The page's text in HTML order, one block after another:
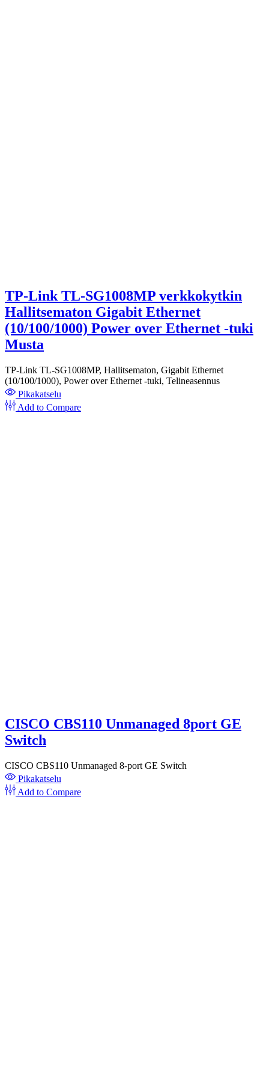
TP-Link TL-SG1008MP verkkokytkin
Hallitsematon Gigabit Ethernet
(10/100/1000) Power over Ethernet -tuki
Musta
TP-Link TL-SG1008MP, Hallitsematon, Gigabit Ethernet
(10/100/1000), Power over Ethernet -tuki, Telineasennus
Pikakatselu
Add to Compare
CISCO CBS110 Unmanaged 8port GE
Switch
CISCO CBS110 Unmanaged 8-port GE Switch
Pikakatselu
Add to Compare